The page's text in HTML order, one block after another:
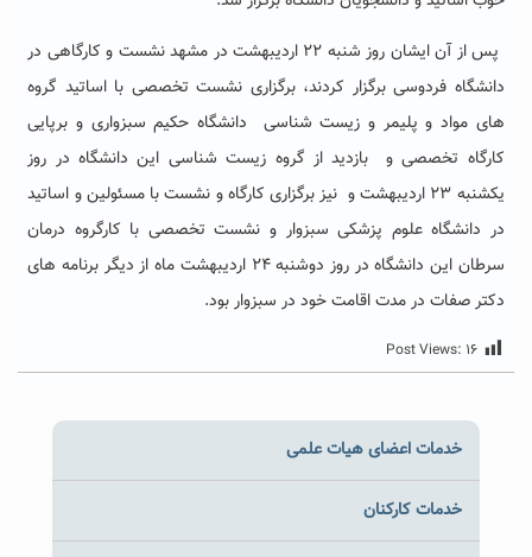
پس از آن ایشان روز شنبه ۲۲ اردیبهشت در مشهد نشست و کارگاهی در
دانشگاه فردوسی برگزار کردند، برگزاری نشست تخصصی با اساتید گروه
های مواد و پلیمر و زیست شناسی دانشگاه حکیم سبزواری و برپایی
کارگاه تخصصی و بازدید از گروه زیست شناسی این دانشگاه در روز
یکشنبه ۲۳ اردیبهشت و نیز برگزاری کارگاه و نشست با مسئولین و اساتید
در دانشگاه علوم پزشکی سبزوار و نشست تخصصی با کارگروه درمان
سرطان این دانشگاه در روز دوشنبه ۲۴ اردیبهشت ماه از دیگر برنامه های
دکتر صفات در مدت اقامت خود در سبزوار بود.
Post Views: ۱۶
خدمات اعضای هیات علمی
خدمات کارکنان